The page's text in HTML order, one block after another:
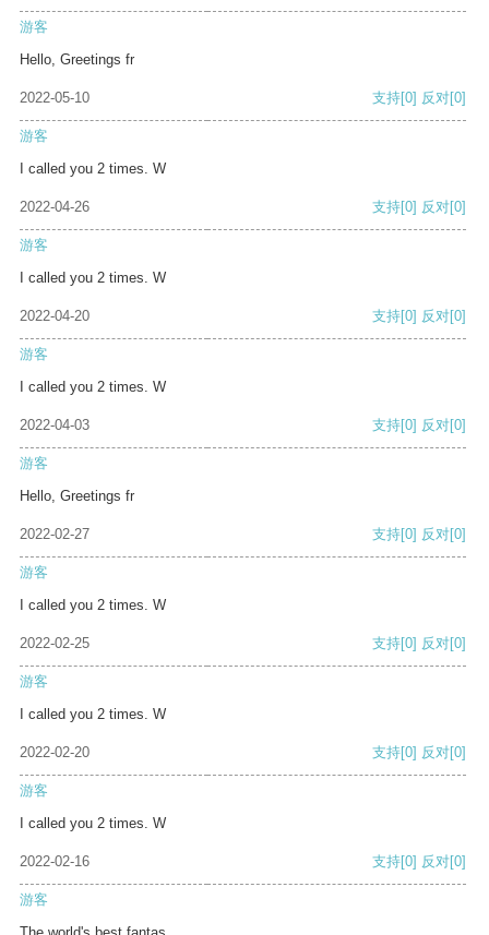
游客
Hello, Greetings fr
2022-05-10 支持[0] 反对[0]
游客
I called you 2 times. W
2022-04-26 支持[0] 反对[0]
游客
I called you 2 times. W
2022-04-20 支持[0] 反对[0]
游客
I called you 2 times. W
2022-04-03 支持[0] 反对[0]
游客
Hello, Greetings fr
2022-02-27 支持[0] 反对[0]
游客
I called you 2 times. W
2022-02-25 支持[0] 反对[0]
游客
I called you 2 times. W
2022-02-20 支持[0] 反对[0]
游客
I called you 2 times. W
2022-02-16 支持[0] 反对[0]
游客